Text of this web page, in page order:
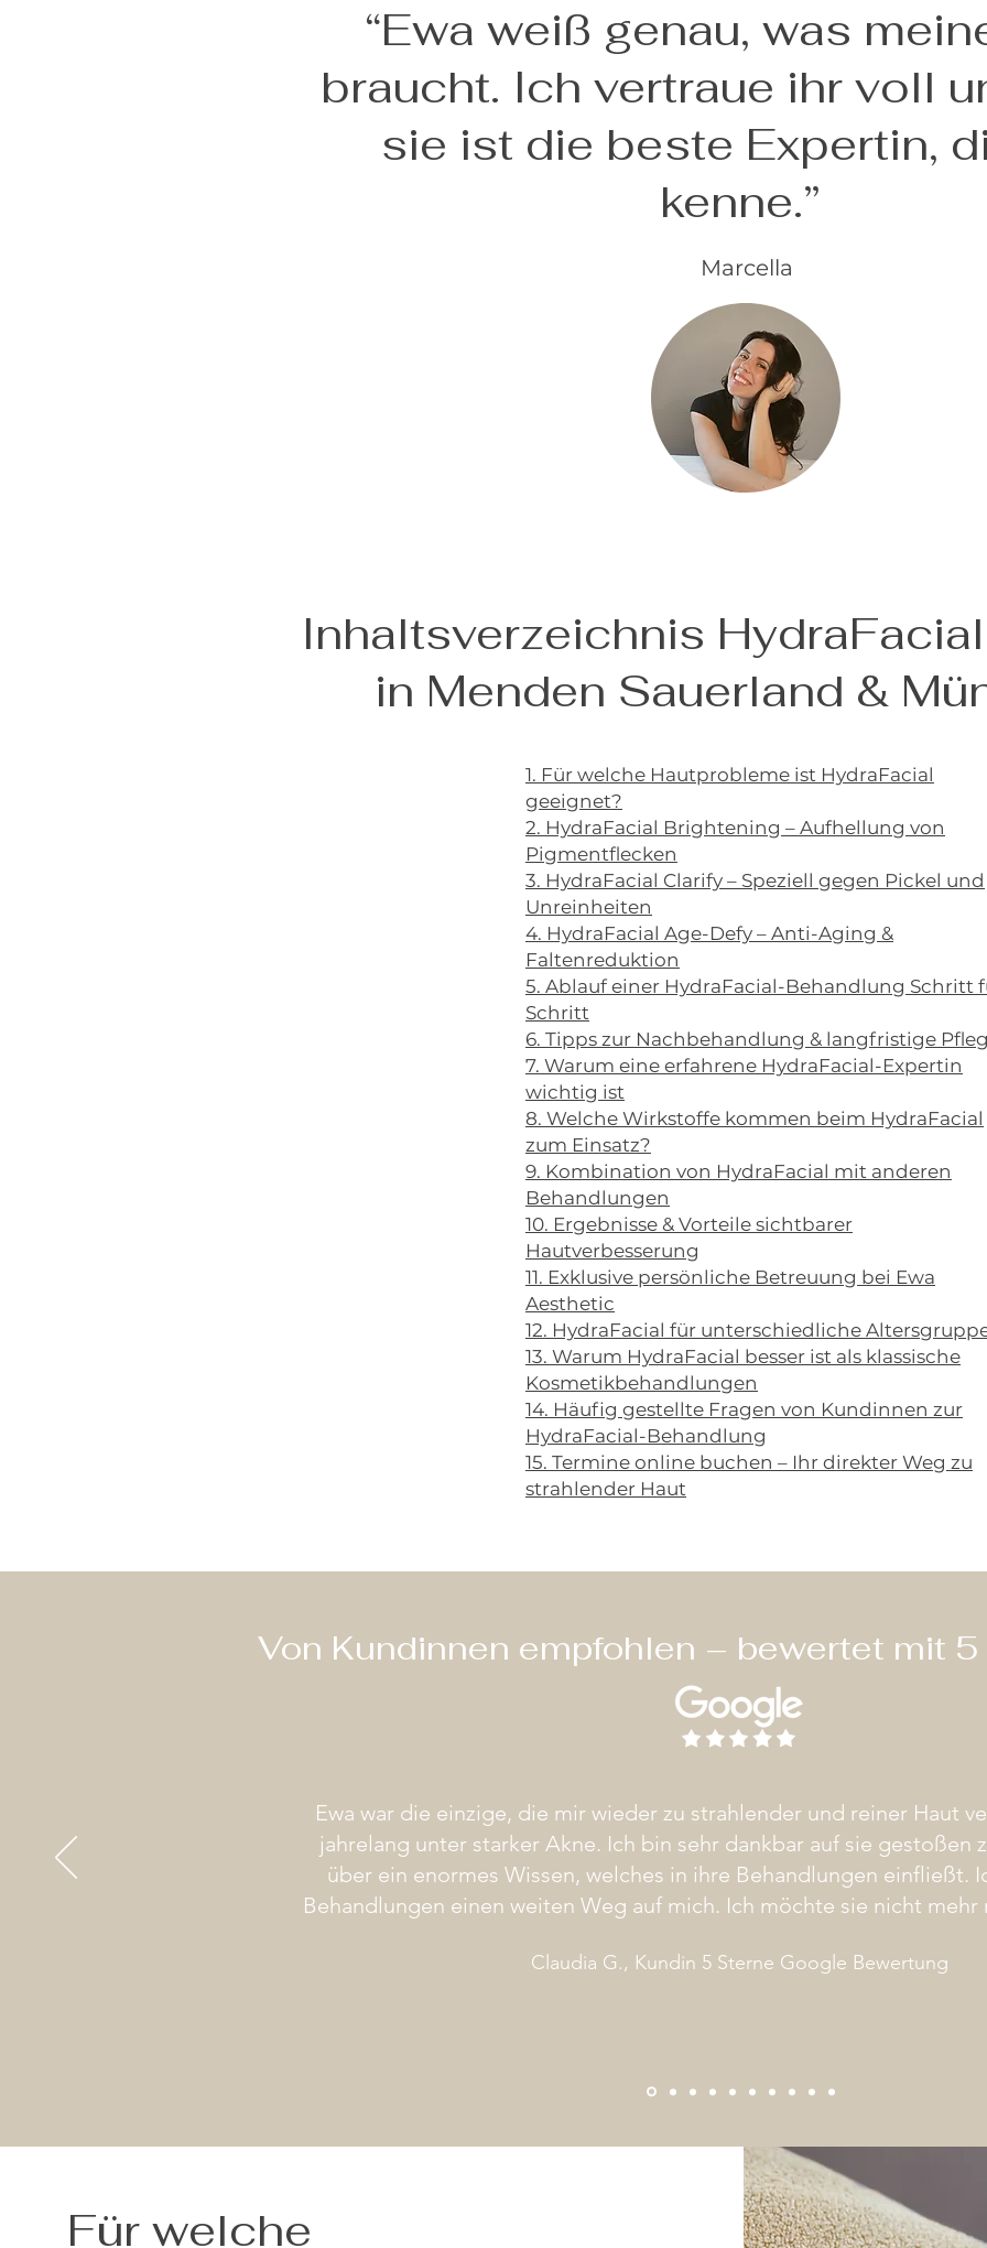
“Ewa weiß genau, was
braucht. Ich vertraue ihr voll
sie ist die beste Expertin,
kenne.”
Marcella
Inhaltsverzeichnis
in Menden Sauerland &
1. Für welche Hautprobleme ist HydraFacial
geeignet?
2. HydraFacial Brightening – Aufhellung von
Pigmentflecken
3. HydraFacial Clarify – Speziell gegen Pickel und
Unreinheiten
4. HydraFacial Age-Defy – Anti-Aging &
Faltenreduktion
5. Ablauf einer HydraFacial-Behandlung Schritt
Schritt
6. Tipps zur Nachbehandlung & langfristige
7. Warum eine erfahrene HydraFacial-Expertin
wichtig ist
8. Welche Wirkstoffe kommen beim HydraFacial
zum Einsatz?
9. Kombination von HydraFacial mit anderen
Behandlungen
10. Ergebnisse & Vorteile sichtbarer
Hautverbesserung
11. Exklusive persönliche Betreuung bei Ewa
Aesthetic
12. HydraFacial für unterschiedliche
13. Warum HydraFacial besser ist als klassische
Kosmetikbehandlungen
14. Häufig gestellte Fragen von Kundinnen zur
HydraFacial-Behandlung
15. Termine online buchen – Ihr direkter Weg zu
strahlender Haut
Von Kundinnen empfohlen – bewertet mit
Ewa war die einzige, die mir wieder zu strahlender und reiner Haut
jahrelang unter starker Akne. Ich bin sehr dankbar auf sie gestoßen
über ein enormes Wissen, welches in ihre Behandlungen einfließt.
Behandlungen einen weiten Weg auf mich. Ich möchte sie nicht mehr
Claudia G., Kundin 5 Sterne Google Bewertung
Für welche